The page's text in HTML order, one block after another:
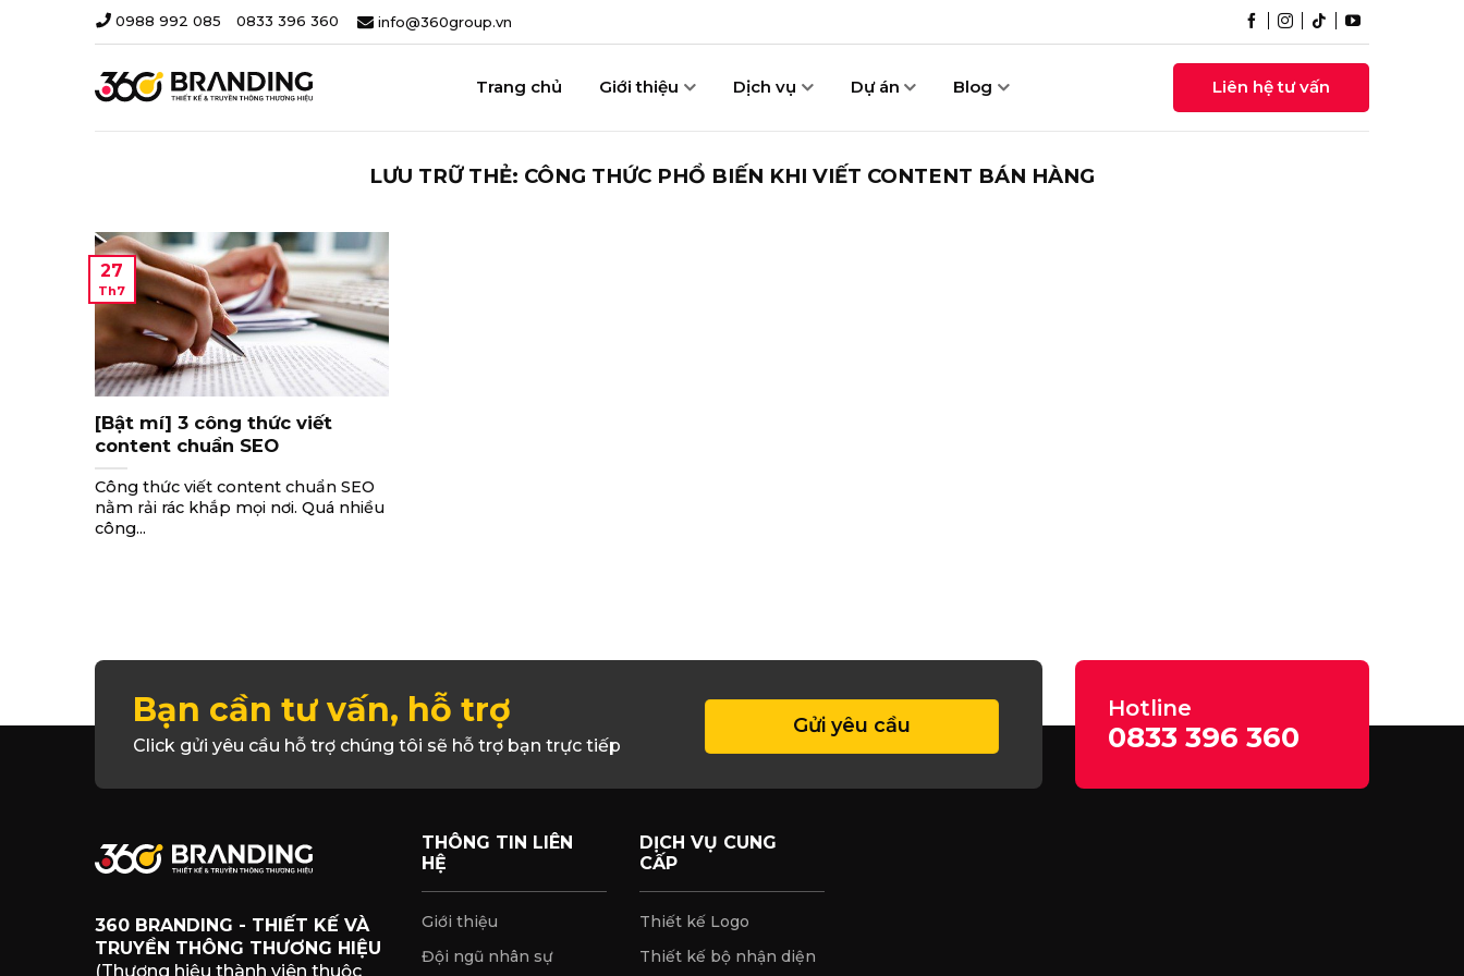
0988 992 085 0833 396 360 info@360group.vn
Trang chủ Giới thiệu Dịch vụ Dự án Blog Liên hệ tư vấn
LƯU TRỮ THẺ: CÔNG THỨC PHỔ BIẾN KHI VIẾT CONTENT BÁN HÀNG
[Bật mí] 3 công thức viết
content chuẩn SEO
Công thức viết content chuẩn SEO
nằm rải rác khắp mọi nơi. Quá nhiều
công...
27
Th7
Bạn cần tư vấn, hỗ trợ
Click gửi yêu cầu hỗ trợ chúng tôi sẽ hỗ trợ bạn trực tiếp
Gửi yêu cầu
Hotline
0833 396 360
360 BRANDING - THIẾT KẾ VÀ
TRUYỀN THÔNG THƯƠNG HIỆU
(Thương hiệu thành viên thuộc
THÔNG TIN LIÊN
HỆ
Giới thiệu
Đội ngũ nhân sự
DỊCH VỤ CUNG
CẤP
Thiết kế Logo
Thiết kế bộ nhận diện